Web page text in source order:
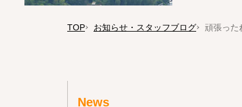
TOP お知らせ・スタッフブログ 頑張った
News